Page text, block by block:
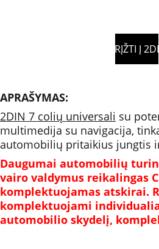
APRAŠYMAS:
2DIN 7 colių universali su
multimedija su navigacija,
automobilių pritaikius jungtis
Daugumai automobilių
vairo valdymus reikalingas
komplektuojamas atskirai.
komplektuojami
automobilio skydelį,
GRĮŽTI Į 2DIN